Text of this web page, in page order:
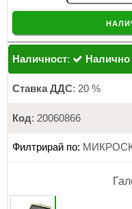
Наличност: Налично
Ставка ДДС: 20 %
Код: 20060866
Филтрирай по: